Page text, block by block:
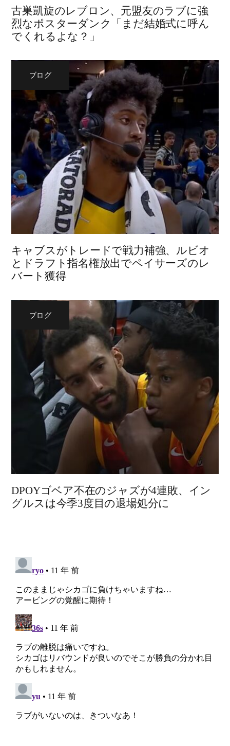
古巣凱旋のレブロン、元盟友のラブに強
烈なポスターダンク「まだ結婚式に呼ん
でくれるよな？」
ブログ
キャブスがトレードで戦力補強、ルビオ
とドラフト指名権放出でペイサーズのレ
バート獲得
ブログ
DPOYゴベア不在のジャズが4連敗、イン
グルスは今季3度目の退場処分に